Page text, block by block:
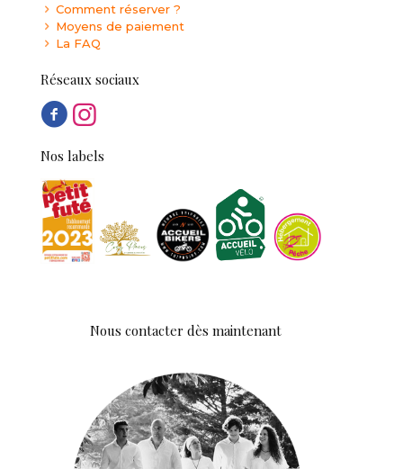
Comment réserver ?
Moyens de paiement
La FAQ
Réseaux sociaux
Nos labels
Nous contacter dès maintenant